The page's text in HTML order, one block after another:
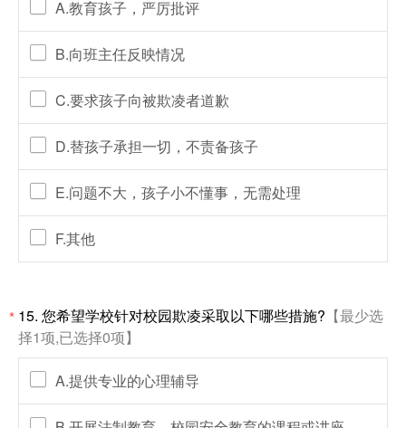
A.教育孩子，严厉批评
B.向班主任反映情况
C.要求孩子向被欺凌者道歉
D.替孩子承担一切，不责备孩子
E.问题不大，孩子小不懂事，无需处理
F.其他
* 15. 您希望学校针对校园欺凌采取以下哪些措施? 【最少选
择1项,已选择0项】
A.提供专业的心理辅导